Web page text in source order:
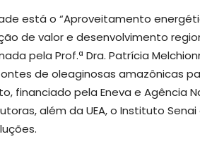
está o “Aproveitamento
de valor e desenvolvimento
pela Prof.ª Dra. Patrícia
de oleaginosas amazônicas
financiado pela Eneva e Agência
além da UEA, o Instituto